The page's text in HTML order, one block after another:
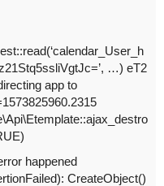
…) eT2
app to
happened
CreateObject()